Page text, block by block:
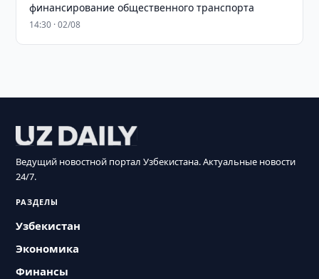
финансирование общественного транспорта
14:30 · 02/08
Ведущий новостной портал Узбекистана. Актуальные новости
24/7.
РАЗДЕЛЫ
Узбекистан
Экономика
Финансы